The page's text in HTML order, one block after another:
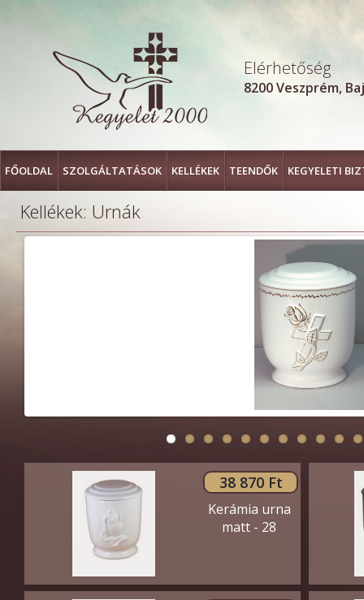
FŐOLDAL SZOLGÁLTATÁSOK KELLÉKEK TEENDŐK KEGYELETI
FŐOLDAL SZOLGÁLTATÁSOK KELLÉKEK TEENDŐK KEGYELETI
Elérhetőség
8200 Veszprém,
Kellékek: Urnák
38 870 Ft
Kerámia urna
matt - 28